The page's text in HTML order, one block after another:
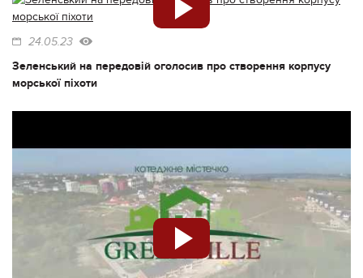
24.05.23
Зеленський на передовій оголосив про створення корпусу
морської піхоти